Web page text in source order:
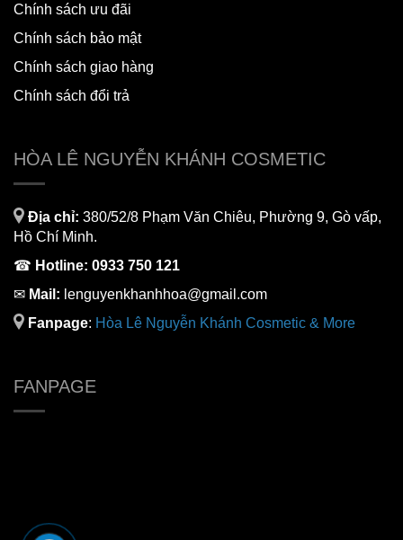
Chính sách ưu đãi
Chính sách bảo mật
Chính sách giao hàng
Chính sách đổi trả
HÒA LÊ NGUYỄN KHÁNH COSMETIC
Địa chỉ: 380/52/8 Phạm Văn Chiêu, Phường 9, Gò vấp,
Hồ Chí Minh.
☎ Hotline: 0933 750 121
✉ Mail: lenguyenkhanhhoa@gmail.com
Fanpage: Hòa Lê Nguyễn Khánh Cosmetic & More
FANPAGE